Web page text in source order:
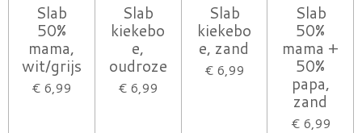
Slab
50%
mama,
wit/grijs
€ 6,99
Slab
kiekebo
e,
oudroze
€ 6,99
Slab
kiekebo
e, zand
€ 6,99
Slab
50%
mama +
50%
papa,
zand
€ 6,99